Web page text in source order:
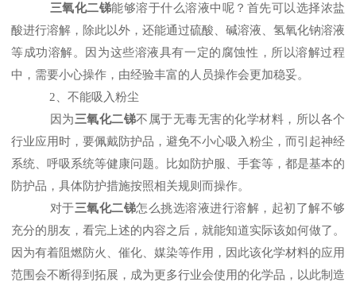
三氧化二锑能够溶于什么溶液中呢？首先可以选择浓盐
酸进行溶解，除此以外，还能通过硫酸、碱溶液、氢氧化钠溶液
等成功溶解。因为这些溶液具有一定的腐蚀性，所以溶解过程
中，需要小心操作，由经验丰富的人员操作会更加稳妥。
2、不能吸入粉尘
因为三氧化二锑不属于无毒无害的化学材料，所以各个
行业应用时，要佩戴防护品，避免不小心吸入粉尘，而引起神经
系统、呼吸系统等健康问题。比如防护服、手套等，都是基本的
防护品，具体防护措施按照相关规则而操作。
对于三氧化二锑怎么挑选溶液进行溶解，起初了解不够
充分的朋友，看完上述的内容之后，就能知道实际该如何做了。
因为有着阻燃防火、催化、媒染等作用，因此该化学材料的应用
范围会不断得到拓展，成为更多行业会使用的化学品，以此制造